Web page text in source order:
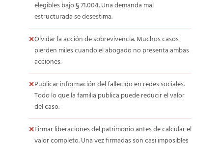
elegibles bajo § 71.004. Una demanda mal
estructurada se desestima.
Olvidar la acción de sobrevivencia. Muchos casos
pierden miles cuando el abogado no presenta ambas
acciones.
Publicar información del fallecido en redes sociales.
Todo lo que la familia publica puede reducir el valor
del caso.
Firmar liberaciones del patrimonio antes de calcular el
valor completo. Una vez firmadas son casi imposibles